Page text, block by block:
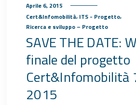
Aprile 6, 2015
Cert&Infomobilità, ITS - Progetto,
Ricerca e sviluppo – Progetto
SAVE THE DATE:
finale del progetto
Cert&Infomobilità
2015